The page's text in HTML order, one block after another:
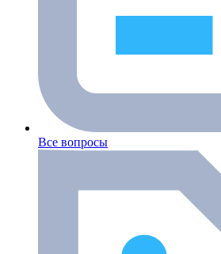
Все вопросы